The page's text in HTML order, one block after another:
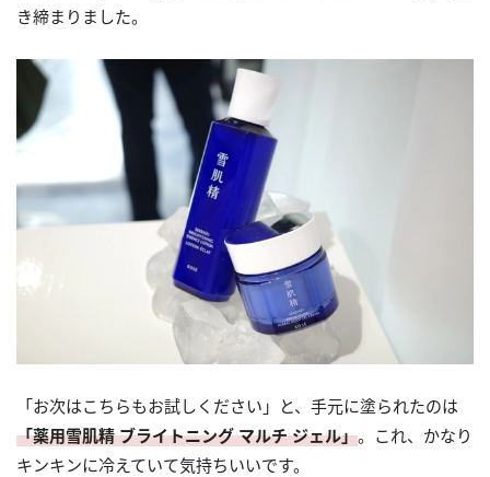
き締まりました。
「お次はこちらもお試しください」と、手元に塗られたのは
「薬用雪肌精 ブライトニング マルチ ジェル」。これ、かなり
キンキンに冷えていて気持ちいいです。